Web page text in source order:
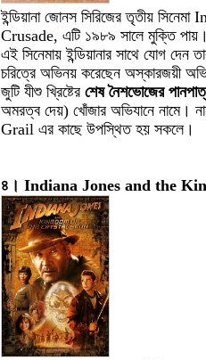
ইন্ডিয়ানা জোনস সিরিজের তৃতীয়
Crusade, এটি ১৯৮৯ সালে মুক্তি পায়।
এই সিনেমায় ইন্ডিয়ানার সাথে যোগ দেন
চরিত্রে অভিনয় করেছেন অস্কারজয়ী
জুটি যীশু খ্রিষ্টের শেষ নৈশভোজের
অমরত্ব দেয়) খোঁজার অভিযানে নামে।
Grail এর কাছে উপস্থিত হয় সকলে।
৪। Indiana Jones and the